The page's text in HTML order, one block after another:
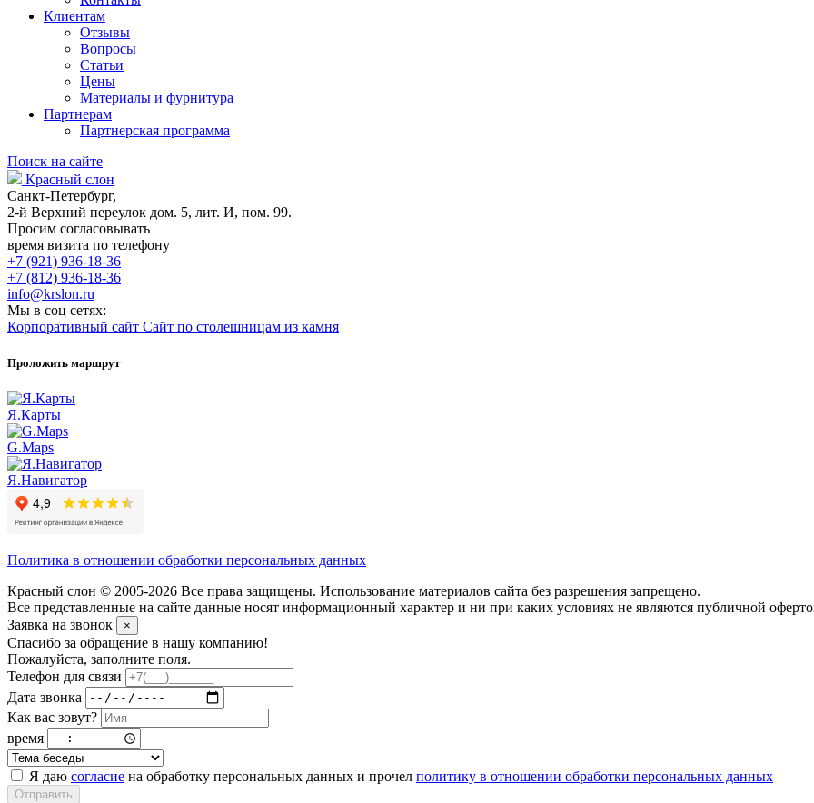
Клиентам
Отзывы
Вопросы
Статьи
Цены
Материалы и фурнитура
Партнерам
Партнерская программа
Поиск на сайте
Красный слон
Санкт-Петербург,
2-й Верхний переулок дом. 5, лит. И, пом. 99.
Просим согласовывать
время визита по телефону
+7 (921) 936-18-36
+7 (812) 936-18-36
info@krslon.ru
Мы в соц сетях:
Корпоративный сайт Сайт по столешницам из камня
Проложить маршрут
Я.Карты
G.Maps
Я.Навигатор
Политика в отношении обработки персональных данных
Красный слон © 2005-2026 Все права защищены. Использование материалов сайта без разрешения запрещено.
Все представленные на сайте данные носят информационный характер и ни при каких условиях не являются публичной
Заявка на звонок
×
Спасибо за обращение в нашу компанию!
Пожалуйста, заполните поля.
Телефон для связи
Дата звонка
Как вас зовут?
время
Я даю согласие на обработку персональных данных и прочел политику в отношении обработки персональных данных
Отправить